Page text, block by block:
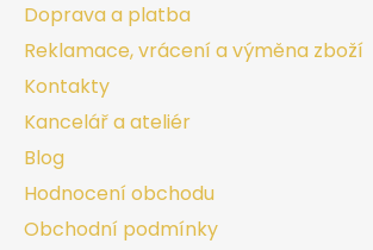
Doprava a platba
Reklamace, vrácení a výměna zboží
Kontakty
Kancelář a ateliér
Blog
Hodnocení obchodu
Obchodní podmínky